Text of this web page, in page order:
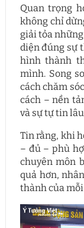
Quan trọng
không chỉ
giải tỏa
diện đúng sự
hình thành
mình. Song
cách chăm
cách – nền
và sự tự tin
Tin rằng, khi
– đủ – phù
chuyên môn
quả hơn,
thành của